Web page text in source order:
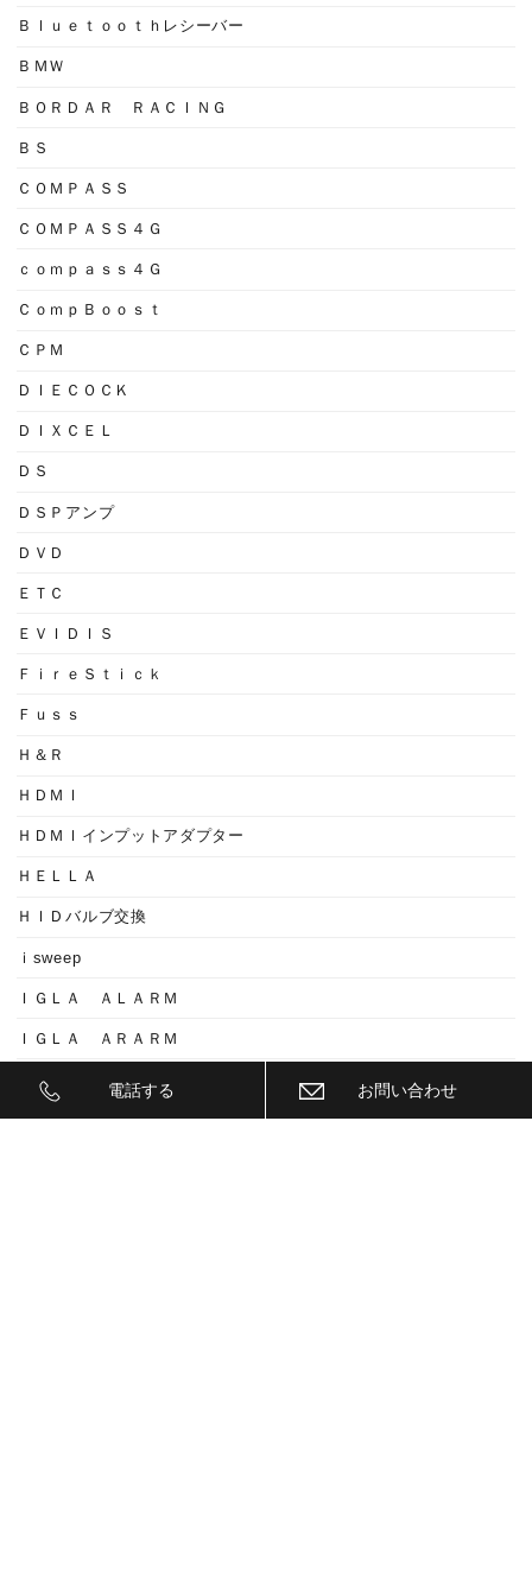
Ｂｌｕｅｔｏｏｔｈレシーバー
ＢＭＷ
ＢＯＲＤＡＲ ＲＡＣＩＮＧ
ＢＳ
ＣＯＭＰＡＳＳ
ＣＯＭＰＡＳＳ４Ｇ
ｃｏｍｐａｓｓ４Ｇ
ＣｏｍｐＢｏｏｓｔ
ＣＰＭ
ＤＩＥＣＯＣＫ
ＤＩＸＣＥＬ
ＤＳ
ＤＳＰアンプ
ＤＶＤ
ＥＴＣ
ＥＶＩＤＩＳ
ＦｉｒｅＳｔｉｃｋ
Ｆｕｓｓ
Ｈ＆Ｒ
ＨＤＭＩ
ＨＤＭＩインプットアダプター
ＨＥＬＬＡ
ＨＩＤバルブ交換
ｉsweep
ＩＧＬＡ ＡＬＡＲＭ
ＩＧＬＡ ＡＲＡＲＭ
ＩＧＬＡ２+
ＩＩＤ
電話する お問い合わせ